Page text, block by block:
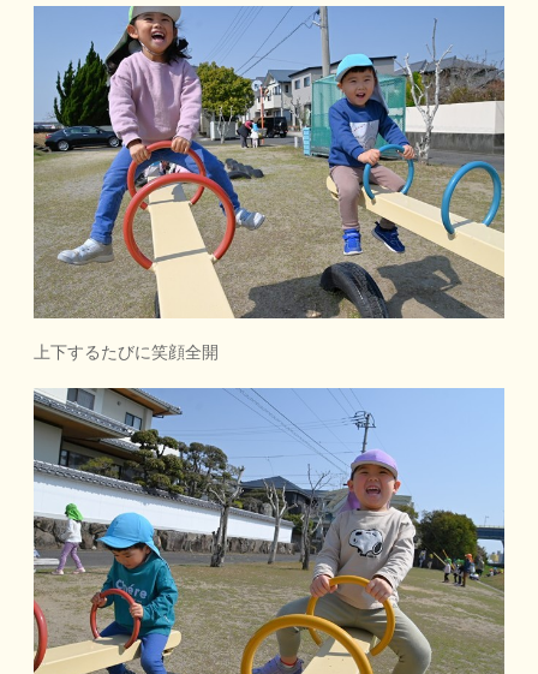
上下するたびに笑顔全開